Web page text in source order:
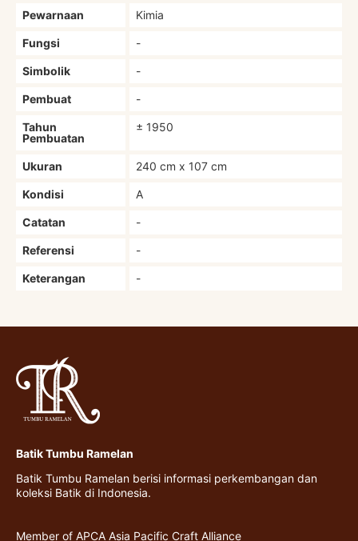
Pewarnaan Kimia
Fungsi -
Simbolik -
Pembuat -
Tahun
Pembuatan
± 1950
Ukuran 240 cm x 107 cm
Kondisi A
Catatan -
Referensi -
Keterangan -
Batik Tumbu Ramelan
Batik Tumbu Ramelan berisi informasi perkembangan dan
koleksi Batik di Indonesia.
Member of APCA Asia Pacific Craft Alliance